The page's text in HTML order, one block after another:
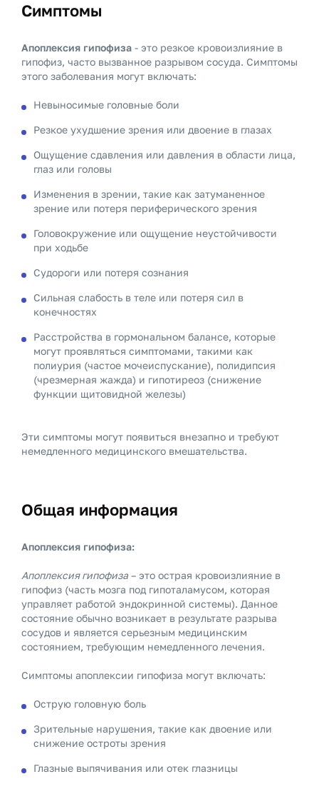
Симптомы
Апоплексия гипофиза - это резкое кровоизлияние в
гипофиз, часто вызванное разрывом сосуда. Симптомы
этого заболевания могут включать:
Невыносимые головные боли
Резкое ухудшение зрения или двоение в глазах
Ощущение сдавления или давления в области лица,
глаз или головы
Изменения в зрении, такие как затуманенное
зрение или потеря периферического зрения
Головокружение или ощущение неустойчивости
при ходьбе
Судороги или потеря сознания
Сильная слабость в теле или потеря сил в
конечностях
Расстройства в гормональном балансе, которые
могут проявляться симптомами, такими как
полиурия (частое мочеиспускание), полидипсия
(чрезмерная жажда) и гипотиреоз (снижение
функции щитовидной железы)
Эти симптомы могут появиться внезапно и требуют
немедленного медицинского вмешательства.
Общая информация
Апоплексия гипофиза:
Апоплексия гипофиза– это острая кровоизлияние в
гипофиз (часть мозга под гипоталамусом, которая
управляет работой эндокринной системы). Данное
состояние обычно возникает в результате разрыва
сосудов и является серьезным медицинским
состоянием, требующим немедленного лечения.
Симптомы апоплексии гипофиза могут включать:
Острую головную боль
Зрительные нарушения, такие как двоение или
снижение остроты зрения
Глазные выпячивания или отек глазницы